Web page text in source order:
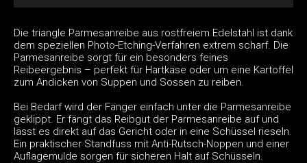
Die triangle Parmesanreibe aus rostfreiem Edelstahl ist dank
dem speziellen Photo-Etching-Verfahren extrem scharf. Die
Parmesanreibe sorgt für ein besonders feines
Reibeergebnis – perfekt für Hartkäse oder um eine Kartoffel
zum Andicken von Suppen und Sossen zu reiben.
Bei Bedarf wird der Fänger einfach unter die Parmesanreibe
geklippt. Er fängt das Reibgut der Parmesanreibe auf und
lässt es direkt auf das Gericht oder in eine Schüssel rieseln.
Ein praktischer Standfuss mit Anti-Rutsch-Noppen und einer
Auflagemulde sorgen für sicheren Halt auf Schüsseln.